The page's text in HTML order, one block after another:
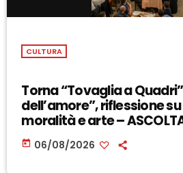
CULTURA
Torna “Tovaglia a
dell’amore”, riflessione
moralità e arte –
today 06/08/2026